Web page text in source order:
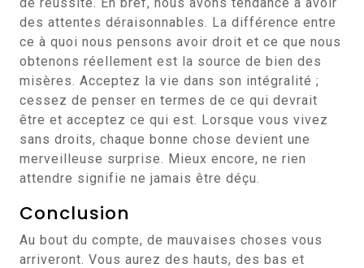
des attentes déraisonnables. La différence entre
ce à quoi nous pensons avoir droit et ce que nous
obtenons réellement est la source de bien des
misères. Acceptez la vie dans son intégralité ;
cessez de penser en termes de ce qui devrait
être et acceptez ce qui est. Lorsque vous vivez
sans droits, chaque bonne chose devient une
merveilleuse surprise. Mieux encore, ne rien
attendre signifie ne jamais être déçu.
Conclusion
Au bout du compte, de mauvaises choses vous
arriveront. Vous aurez des hauts, des bas et